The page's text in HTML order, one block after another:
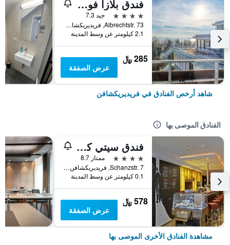
فندق بلازا فوهر أم بودنزي
4 نجوم
جيد 7.3
Albrechtstr. 73, فريديريكشافن, بادن - فورتمبيرغ, ألمانيا
2.1 كيلومتر عن وسط المدينة
285 ﷼
عرض الصفقة
شاهد أرخص الفنادق في فريديريكشافن
الفنادق الموصى بها
فندق سيتي كرونة
4 نجوم
ممتاز 8.7
Schanzstr. 7, فريديريكشافن, بادن - فورتمبيرغ, ألمانيا
0.1 كيلومتر عن وسط المدينة
578 ﷼
عرض الصفقة
مشاهدة الفنادق الأخرى الموصى بها